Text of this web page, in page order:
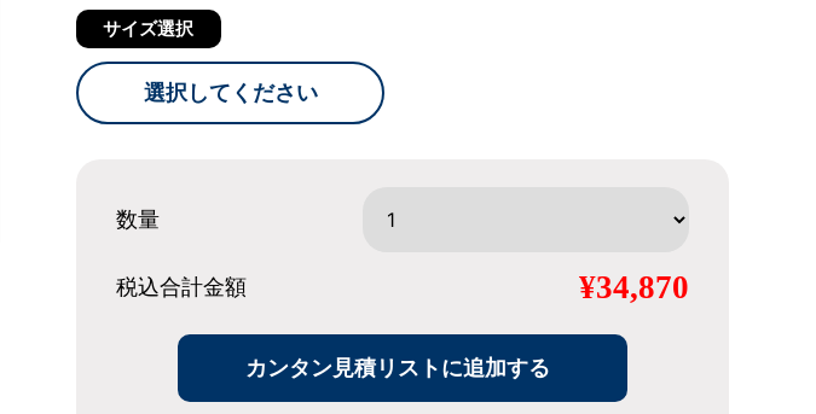
サイズ選択
選択してください
数量
税込合計金額 ¥34,870
カンタン見積リストに追加する